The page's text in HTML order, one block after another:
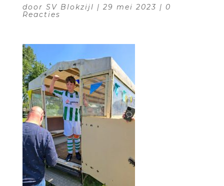
door SV Blokzijl | 29 mei 2023 | 0
Reacties